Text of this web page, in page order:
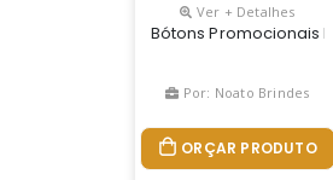
Ver + Detalhes
Bótons Promocionais
Por: Noato Brindes
ORÇAR PRODUTO